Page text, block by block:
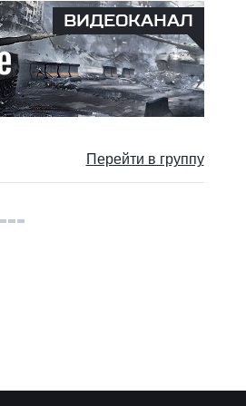
ВИДЕОКАНАЛ
Перейти в группу